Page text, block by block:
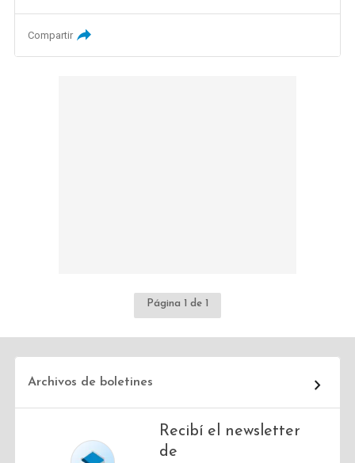
Compartir
Página 1 de 1
Archivos de boletines
Recibí el newsletter
de